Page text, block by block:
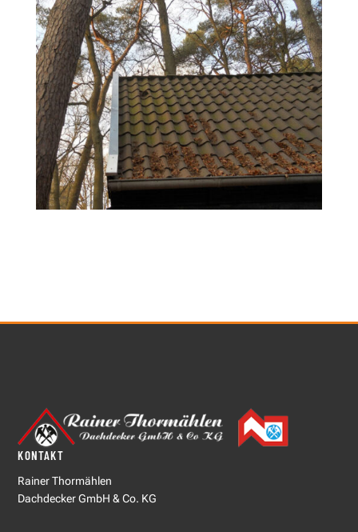
KONTAKT
Rainer Thormählen
Dachdecker GmbH & Co. KG